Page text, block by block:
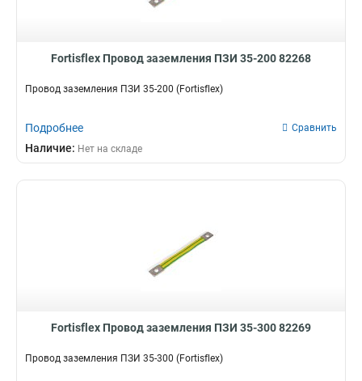
Fortisflex Провод заземления ПЗИ 35-200 82268
Провод заземления ПЗИ 35-200 (Fortisflex)
Подробнее Сравнить
Наличие: Нет на складе
Fortisflex Провод заземления ПЗИ 35-300 82269
Провод заземления ПЗИ 35-300 (Fortisflex)